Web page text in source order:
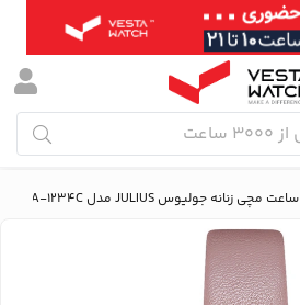
ساعت مچی زنانه جولیوس JULIUS مدل JA-1234C